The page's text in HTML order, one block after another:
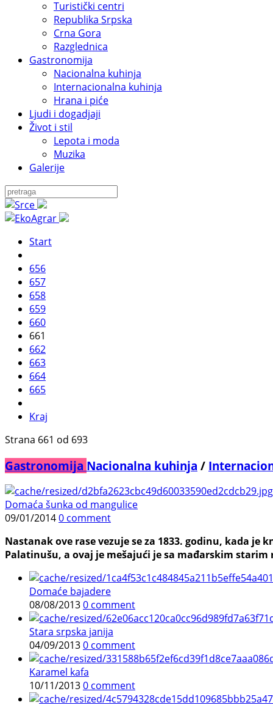
Turistički centri
Republika Srpska
Crna Gora
Razglednica
Gastronomija
Nacionalna kuhinja
Internacionalna kuhinja
Hrana i piće
Ljudi i dogadjaji
Život i stil
Lepota i moda
Muzika
Galerije
Start
656
657
658
659
660
661
662
663
664
665
Kraj
Strana 661 od 693
Gastronomija Nacionalna kuhinja /
Domaća šunka od mangulice
09/01/20140 comment
Nastanak ove rase vezuje se za 1833. godinu, kada
Palatinušu, a ovaj je mešajući je sa mađarskim
Domaće bajadere
08/08/20130 comment
Stara srpska janija
04/09/20130 comment
Karamel kafa
10/11/20130 comment